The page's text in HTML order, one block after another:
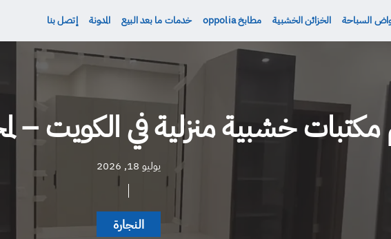
السباحة الخزائن الخشبية مطابخ oppolia خدمات ما بعد البيع المدونة إتصل بنا
خشبية منزلية في الكويت –
يوليو 18, 2026
النجارة